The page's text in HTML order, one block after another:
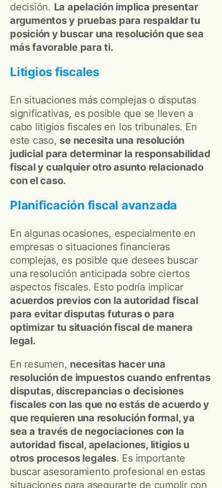
decisión. La apelación implica presentar
argumentos y pruebas para respaldar tu
posición y buscar una resolución que sea
más favorable para ti.
Litigios fiscales
En situaciones más complejas o disputas
significativas, es posible que se lleven a
cabo litigios fiscales en los tribunales. En
este caso, se necesita una resolución
judicial para determinar la responsabilidad
fiscal y cualquier otro asunto relacionado
con el caso.
Planificación fiscal avanzada
En algunas ocasiones, especialmente en
empresas o situaciones financieras
complejas, es posible que desees buscar
una resolución anticipada sobre ciertos
aspectos fiscales. Esto podría implicar
acuerdos previos con la autoridad fiscal
para evitar disputas futuras o para
optimizar tu situación fiscal de manera
legal.
En resumen, necesitas hacer una
resolución de impuestos cuando enfrentas
disputas, discrepancias o decisiones
fiscales con las que no estás de acuerdo y
que requieren una resolución formal, ya
sea a través de negociaciones con la
autoridad fiscal, apelaciones, litigios u
otros procesos legales. Es importante
buscar asesoramiento profesional en estas
situaciones para asegurarte de cumplir con